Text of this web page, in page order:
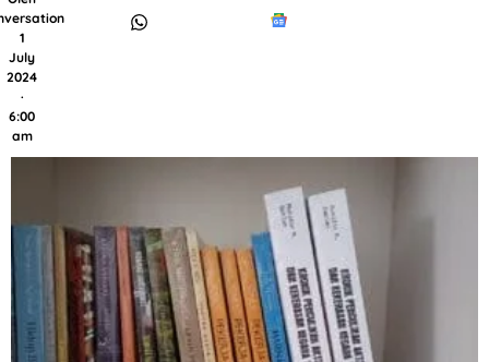
1
July
2024
·
6:00
am